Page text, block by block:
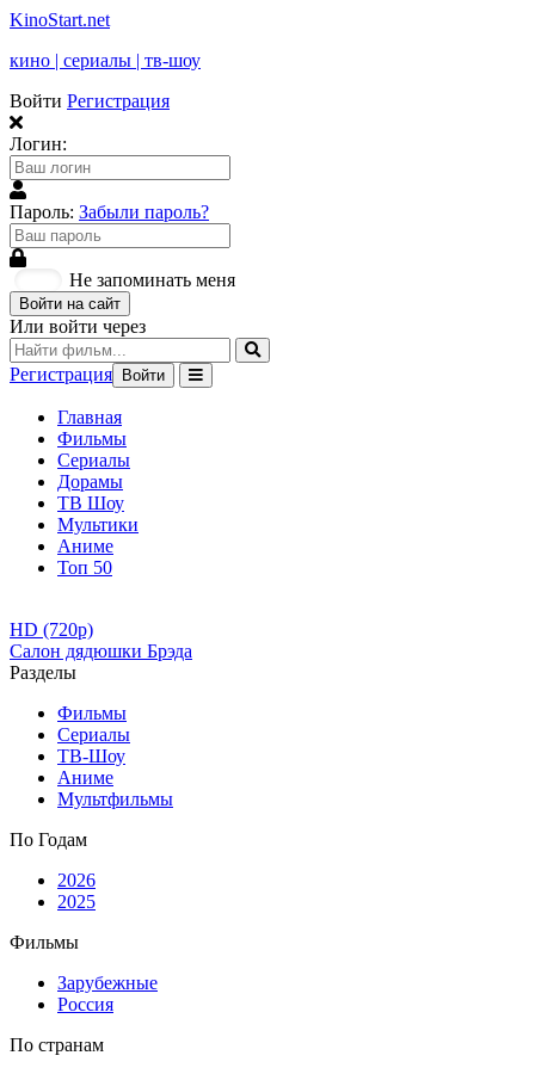
KinoStart.net
кино | сериалы | тв-шоу
Войти Регистрация
Логин:
Пароль: Забыли пароль?
Не запоминать меня
Войти на сайт
Или войти через
Регистрация Войти
Главная
Фильмы
Сериалы
Дорамы
ТВ Шоу
Мультики
Аниме
Топ 50
HD (720p)
Салон дядюшки Брэда
Разделы
Фильмы
Сериалы
ТВ-Шоу
Аниме
Мультфильмы
По Годам
2026
2025
Фильмы
Зарубежные
Россия
По странам